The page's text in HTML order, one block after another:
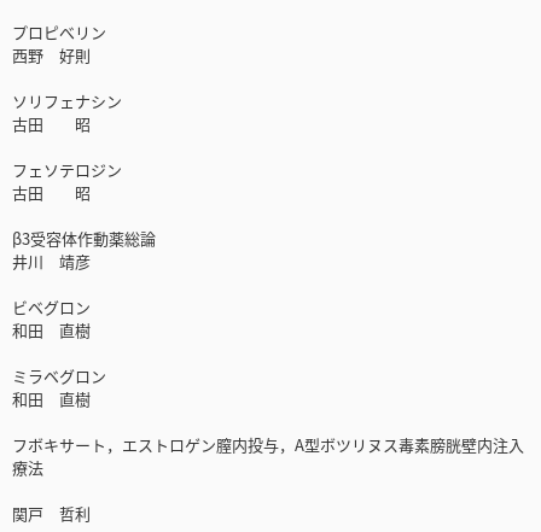
プロピべリン
西野 好則
ソリフェナシン
古田 昭
フェソテロジン
古田 昭
β3受容体作動薬総論
井川 靖彦
ビベグロン
和田 直樹
ミラベグロン
和田 直樹
フボキサート，エストロゲン膣内投与，A型ボツリヌス毒素膀胱壁内注入
療法
関戸 哲利